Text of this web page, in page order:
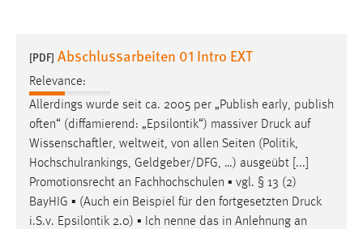
[PDF] Abschlussarbeiten 01 Intro EXT
Relevance:
Allerdings wurde seit ca. 2005 per „Publish early, publish
often“ (diffamierend: „Epsilontik“) massiver Druck auf
Wissenschaftler, weltweit, von allen Seiten (Politik,
Hochschulrankings, Geldgeber/DFG, …) ausgeübt [...]
Promotionsrecht an Fachhochschulen ▪ vgl. § 13 (2)
BayHIG ▪ (Auch ein Beispiel für den fortgesetzten Druck
i.S.v. Epsilontik 2.0) ▪ Ich nenne das in Anlehnung an